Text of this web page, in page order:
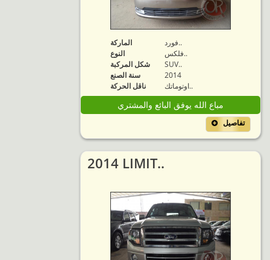
الماركة
فورد..
النوع
فلكس..
شكل المركبة
SUV..
سنة الصنع
2014
ناقل الحركة
اوتوماتك..
مباع الله يوفق البائع والمشتري
تفاصيل
2014 LIMIT..